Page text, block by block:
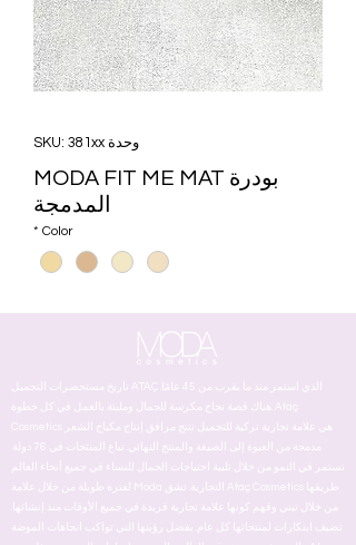
وحدة SKU: 381xx
بودرة MODA FIT ME MAT
المدمجة
Color
*
تاريخ مستحضرات التجميل ATAÇ الذي استمر منذ ما يقرب من 45 عامًا.
هناك قصة نجاح مكرسة للجمال ومليئة بالعمل في كل خطوة. Ataç
Cosmetics هي علامة تجارية تركية للتجميل تنتج مرافق إنتاج مكياج الشعر
مدمجة من العبوة إلى الصيغة والمنتج النهائي. تباع المنتجات في 76 دولة.
تستمر في النمو من خلال تلبية احتياجات الجمال للنساء في جميع أنحاء العالم
لفترة طويلة من خلال علامة Moda التجارية. تشق Ataç Cosmetics طريقها
من خلال تبني وفهم كونها علامة تجارية فريدة في جميع الأوقات منذ إنشائها.
تضيف ابتكارات لمنتجاتها كل عام. بفضل رؤيتها التي تواكب اتجاهات الموضة